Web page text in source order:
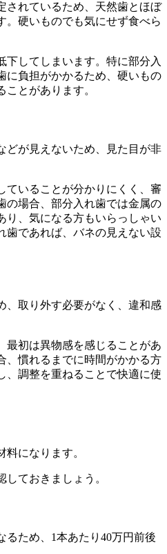
されているため、天然歯とほぼ
。硬いものでも気にせず食べら
下してしまいます。特に部分入
に負担がかかるため、硬いもの
ことがあります。
どが見えないため、見た目が非
ていることが分かりにくく、審
の場合、部分入れ歯では金属の
り、気になる方もいらっしゃい
歯であれば、バネの見えない設
、取り外す必要がなく、違和感
最初は異物感を感じることがあ
、慣れるまでに時間がかかる方
、調整を重ねることで快適に使
になります。
ておきましょう。
るため、1本あたり40万円前後